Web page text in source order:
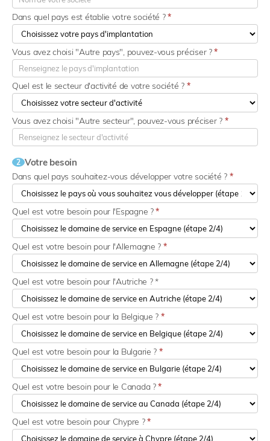
Dans quel pays est établie votre société ?*
Quel est le secteur d'activité de votre société ? *
Vous avez choisi "Autre pays", pouvez-vous préciser ?*
Vous avez choisi "Autre secteur", pouvez-vous préciser ? *
2 Votre besoin
Dans quel pays souhaitez-vous développer votre société ? *
Quel est votre besoin pour l'Espagne ?*
Quel est votre besoin pour l'Allemagne ? *
Quel est votre besoin pour l'Autriche ? *
Quel est votre besoin pour la Belgique ? *
Quel est votre besoin pour la Bulgarie ? *
Quel est votre besoin pour le Canada ?*
Quel est votre besoin pour Chypre ?*